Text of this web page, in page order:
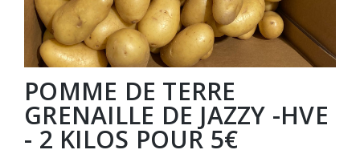
POMME DE TERRE
GRENAILLE DE JAZZY -HVE
- 2 KILOS POUR 5€